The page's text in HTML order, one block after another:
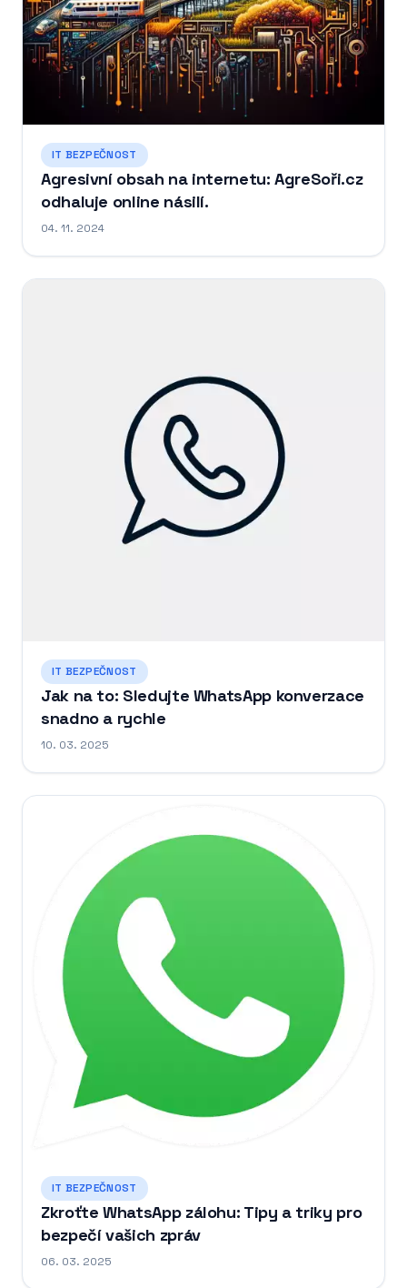
IT BEZPEČNOST
Agresivní obsah na internetu: AgreSoři.cz
odhaluje online násilí.
04. 11. 2024
IT BEZPEČNOST
Jak na to: Sledujte WhatsApp konverzace
snadno a rychle
10. 03. 2025
IT BEZPEČNOST
Zkroťte WhatsApp zálohu: Tipy a triky pro
bezpečí vašich zpráv
06. 03. 2025